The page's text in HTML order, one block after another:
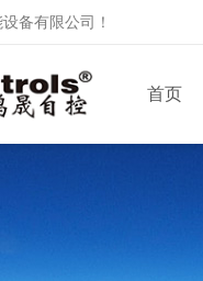
备有限公司 ！
首页